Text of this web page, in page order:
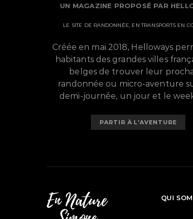
UN MAGAZINE PROPOSÉ PAR
LE SITE DE RANDONNÉE, EN TRANSPORTS EN
Créée en mai 2018, Helloways
habitants des grandes villes
belges de trouver leur
randonnée ou micro-aventure
demi-journée, un jour et le
PARTIR À L'AVENTURE
QUI